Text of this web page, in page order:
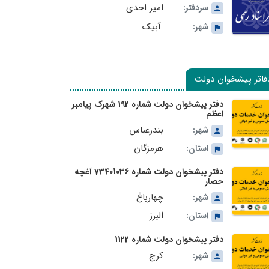
سردفتر: امیر احدی
شهر: آبیک
پیشخوان دولت
دفتر پیشخوان دولت شماره 192 شهرک پیامبر
اعظم
شهر:
بندرعباس
استان: هرمزگان
دفتر پیشخوان دولت شماره 73401036 آغچه
حصار
شهر:
چهارباغ
استان: البرز
دفتر پیشخوان دولت شماره 1122
شهر:
کرج